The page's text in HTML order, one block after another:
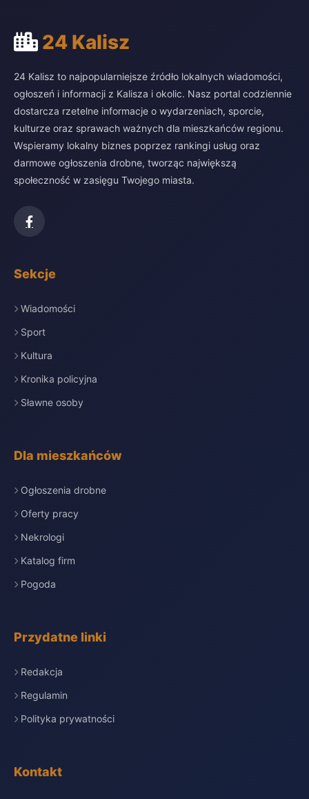
24 Kalisz
24 Kalisz to najpopularniejsze źródło lokalnych wiadomości,
ogłoszeń i informacji z Kalisza i okolic. Nasz portal codziennie
dostarcza rzetelne informacje o wydarzeniach, sporcie,
kulturze oraz sprawach ważnych dla mieszkańców regionu.
Wspieramy lokalny biznes poprzez rankingi usług oraz
darmowe ogłoszenia drobne, tworząc największą
społeczność w zasięgu Twojego miasta.
Sekcje
Wiadomości
Sport
Kultura
Kronika policyjna
Sławne osoby
Dla mieszkańców
Ogłoszenia drobne
Oferty pracy
Nekrologi
Katalog firm
Pogoda
Przydatne linki
Redakcja
Regulamin
Polityka prywatności
Kontakt